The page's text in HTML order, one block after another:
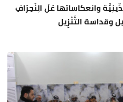
وانعكاساتها عَلَ الِنْحِرَافِ
وقداسة التَّنْزِيل